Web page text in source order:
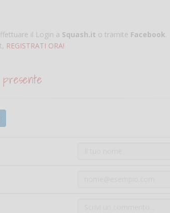
il Login a Squash.it o tramite Facebook.
REGISTRATI ORA!
presente